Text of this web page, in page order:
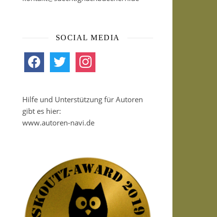
SOCIAL MEDIA
facebook twitter instagram
Hilfe und Unterstützung für Autoren
gibt es hier:
www.autoren-navi.de